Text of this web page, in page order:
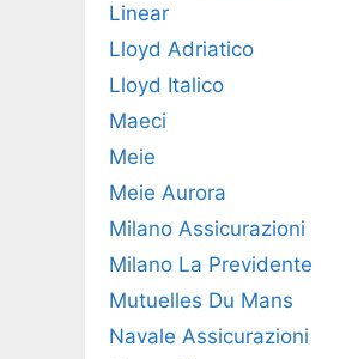
Linear
Lloyd Adriatico
Lloyd Italico
Maeci
Meie
Meie Aurora
Milano Assicurazioni
Milano La Previdente
Mutuelles Du Mans
Navale Assicurazioni